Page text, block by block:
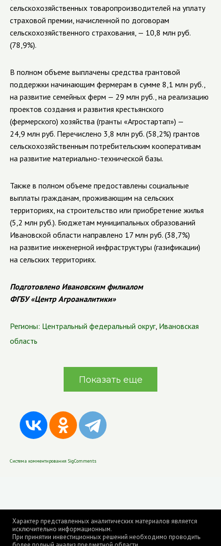
сельскохозяйственных товаропроизводителей на уплату
страховой премии, начисленной по договорам
сельскохозяйственного страхования, — 10,8 млн руб.
(78,9%).
В полном объеме выплачены средства грантовой
поддержки начинающим фермерам в сумме 8,1 млн руб.,
на развитие семейных ферм — 29 млн руб., на реализацию
проектов создания и развития крестьянского
(фермерского) хозяйства (гранты «Агростартап») —
24,9 млн руб. Перечислено 3,8 млн руб. (58,2%) грантов
сельскохозяйственным потребительским кооперативам
на развитие материально-технической базы.
Также в полном объеме предоставлены социальные
выплаты гражданам, проживающим на сельских
территориях, на строительство или приобретение жилья
(5,2 млн руб.). Бюджетам муниципальных образований
Ивановской области направлено 17 млн руб. (38,7%)
на развитие инженерной инфраструктуры (газификации)
на сельских территориях.
Подготовлено Ивановским филиалом
ФГБУ «Центр Агроаналитики»
Регионы: Центральный федеральный округ, Ивановская
область
Показать еще
Система комментирования SigComments
Характер представленных аналитических материалов является
исключительно информационным.
При принятии инвестиционных решений необходимо проводить